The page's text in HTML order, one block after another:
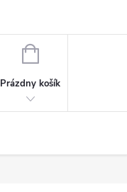
NÁKUPNÝ
Prázdny košík